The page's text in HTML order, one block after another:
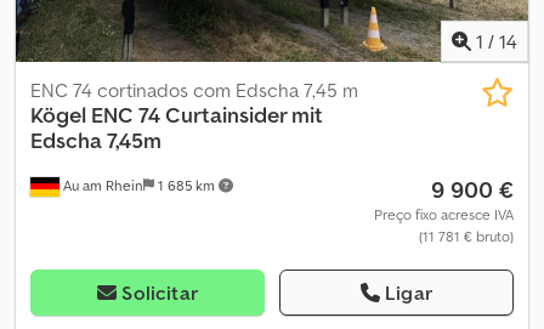
1 / 14
Au am Rhein 1 685 km
ENC 74 cortinados com Edscha 7,45 m
Kögel ENC 74 Curtainsider mit
Edscha 7,45m
9 900 €
Preço fixo acresce IVA
(11 781 € bruto)
Solicitar Ligar